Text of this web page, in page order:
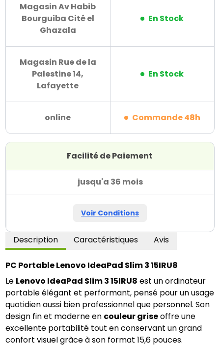
Magasin Av Habib
Bourguiba Cité el
Ghazala
En Stock
Magasin Rue de la
Palestine 14,
Lafayette
En Stock
online Commande 48h
Facilité de Paiement
jusqu'a 36 mois
Voir Conditions
Description Caractéristiques Avis
PC Portable Lenovo IdeaPad Slim 3 15IRU8
Le Lenovo IdeaPad Slim 3 15IRU8 est un ordinateur
portable élégant et performant, pensé pour un usage
quotidien aussi bien professionnel que personnel. Son
design fin et moderne en couleur grise offre une
excellente portabilité tout en conservant un grand
confort visuel grâce à son format 15,6 pouces.